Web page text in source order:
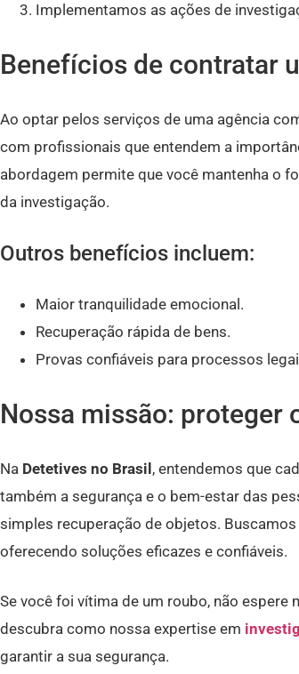
Implementamos as ações de
Benefícios de contratar
Ao optar pelos serviços de uma agência
com profissionais que entendem a
abordagem permite que você mantenha o
da investigação.
Outros benefícios incluem:
Maior tranquilidade emocional.
Recuperação rápida de bens.
Provas confiáveis para processos
Nossa missão: proteger
Na Detetives no Brasil , entendemos que
também a segurança e o bem-estar das
simples recuperação de objetos.
oferecendo soluções eficazes e confiáveis.
Se você foi vítima de um roubo, não
descubra como nossa expertise em
garantir a sua segurança.